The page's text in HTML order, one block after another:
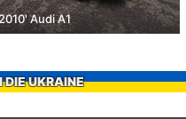
Audi A1
DIE UKRAINE